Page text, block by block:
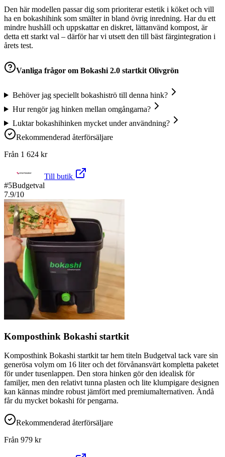
Den här modellen passar dig som prioriterar estetik i köket och vill
ha en bokashihink som smälter in bland övrig inredning. Har du ett
mindre hushåll och uppskattar en diskret, lättanvänd kompost, är
detta ett starkt val – därför har vi utsett den till bäst färgintegration i
årets test.
Vanliga frågor om Bokashi 2.0 startkit Olivgrön
Behöver jag speciellt bokashiströ till denna hink?
Hur rengör jag hinken mellan omgångarna?
Luktar bokashihinken mycket under användning?
Rekommenderad återförsäljare
Från 1 624 kr
Till butik
#5Budgetval
7.9/10
Komposthink Bokashi startkit
Komposthink Bokashi startkit tar hem titeln Budgetval tack vare sin
generösa volym om 16 liter och det förvånansvärt kompletta paketet
för under tusenlappen. Den stora hinken gör den idealisk för
familjer, men den relativt tunna plasten och lite klumpigare designen
kan kännas mindre robust jämfört med premiumalternativen. Ändå
får du mycket bokashi för pengarna.
Rekommenderad återförsäljare
Från 979 kr